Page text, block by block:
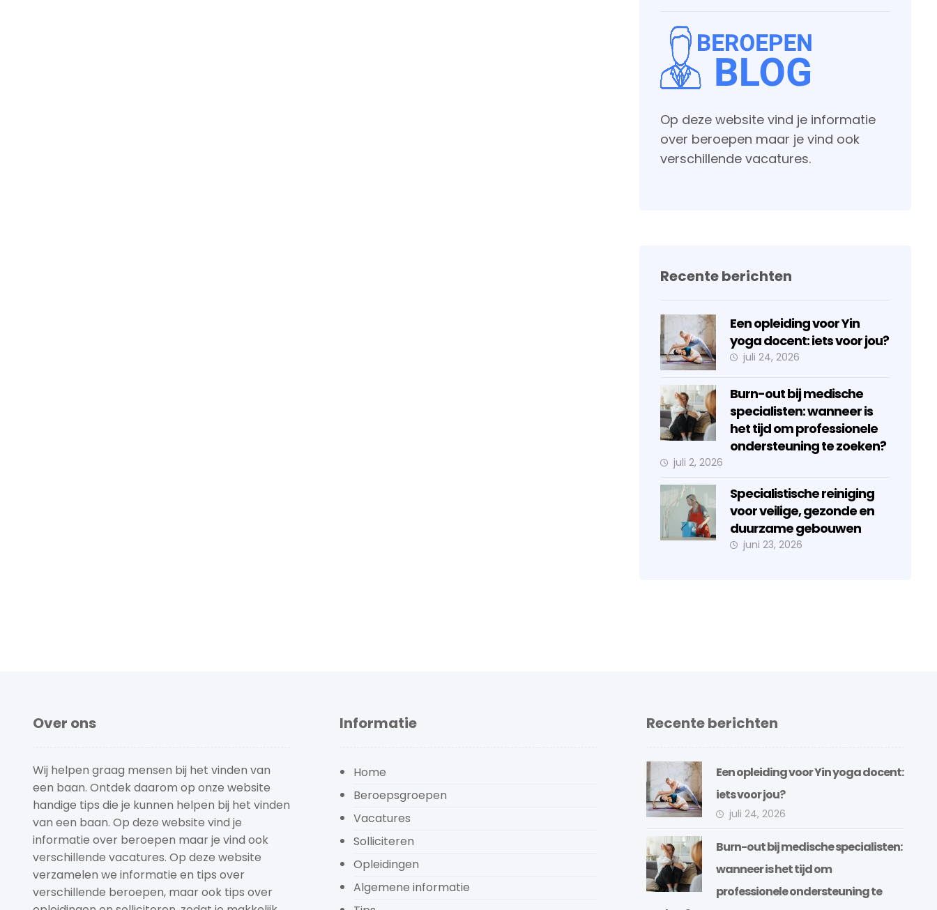
Op deze website vind je informatie
over beroepen maar je vind ook
verschillende vacatures.
Recente berichten
Een opleiding voor Yin
yoga docent: iets voor jou?
juli 24, 2026
Burn-out bij medische
specialisten: wanneer is
het tijd om professionele
ondersteuning te zoeken?
juli 2, 2026
Specialistische reiniging
voor veilige, gezonde en
duurzame gebouwen
juni 23, 2026
Over ons
Wij helpen graag mensen bij het vinden van
een baan. Ontdek daarom op onze website
handige tips die je kunnen helpen bij het vinden
van een baan. Op deze website vind je
informatie over beroepen maar je vind ook
verschillende vacatures. Op deze website
verzamelen we informatie en tips over
verschillende beroepen, maar ook tips over
Informatie
Home
Beroepsgroepen
Vacatures
Solliciteren
Opleidingen
Algemene informatie
Recente berichten
Een opleiding voor Yin yoga docent:
iets voor jou?
juli 24, 2026
Burn-out bij medische specialisten:
wanneer is het tijd om
professionele ondersteuning te